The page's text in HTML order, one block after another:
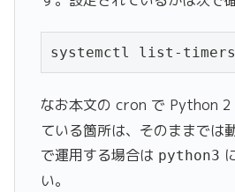
systemctl list-
なお本文の cron で Python 2
ている箇所は、そのままでは
で運用する場合は python3
い。